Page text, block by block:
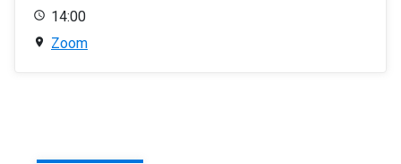
14:00
Zoom